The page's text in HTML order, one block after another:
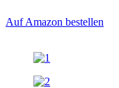
Auf Amazon bestellen